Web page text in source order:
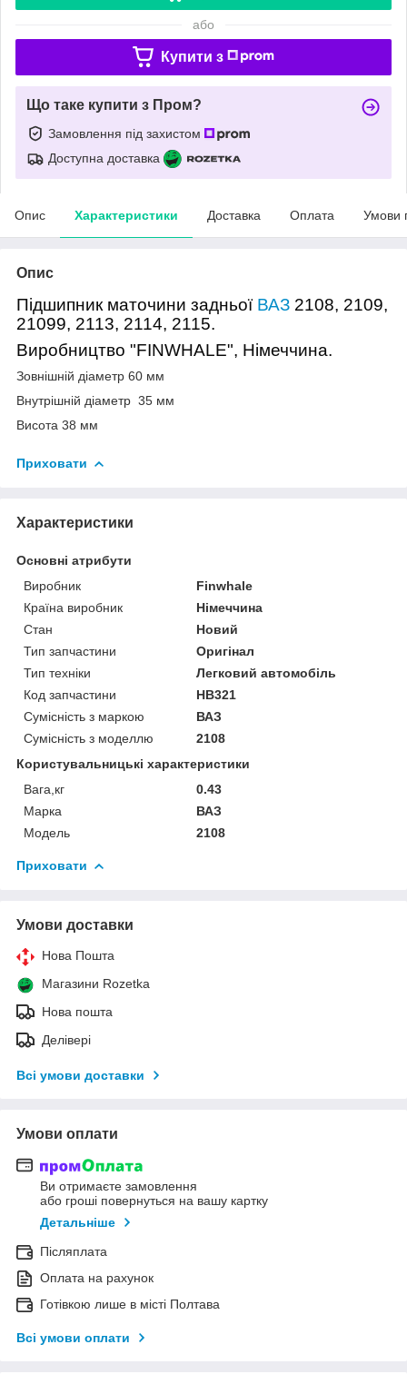
або
Купити з
Що таке купити з Пром?
Замовлення під захистом
Доступна доставка
Опис Характеристики Доставка Оплата Умови
Опис
Підшипник маточини задньої ВАЗ 2108, 2109,
21099, 2113, 2114, 2115.
Виробництво "FINWHALE", Німеччина.
Зовнішній діаметр 60 мм
Внутрішній діаметр 35 мм
Висота 38 мм
Приховати
Характеристики
Основні атрибути
Виробник
Finwhale
Країна виробник
Німеччина
Стан
Новий
Тип запчастини
Оригінал
Тип техніки
Легковий автомобіль
Код запчастини
HB321
Сумісність з маркою
ВАЗ
Сумісність з моделлю
2108
Користувальницькі характеристики
Вага,кг
0.43
Марка
ВАЗ
Модель
2108
Приховати
Умови доставки
Нова Пошта
Магазини Rozetka
Нова пошта
Делівері
Всі умови доставки
Умови оплати
Ви отримаєте замовлення
або гроші повернуться на вашу картку
Детальніше
Післяплата
Оплата на рахунок
Готівкою лише в місті Полтава
Всі умови оплати